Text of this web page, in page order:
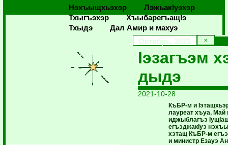
Нэхъыщхьэхэр
Лэжьакlуэхэр
Тхыгъэхэр
Хъыбарегъащlэ
Тхыдэ
Дал Амир и махуэ
Октябрь, 2021
Iэзагъэм
дыдэ
2021-10-28
КъБР-м и
лауреат хъуа,
иджыблагъэ
егъэджакIуэ
хэтащ КъБР-м
и министр Езауэ